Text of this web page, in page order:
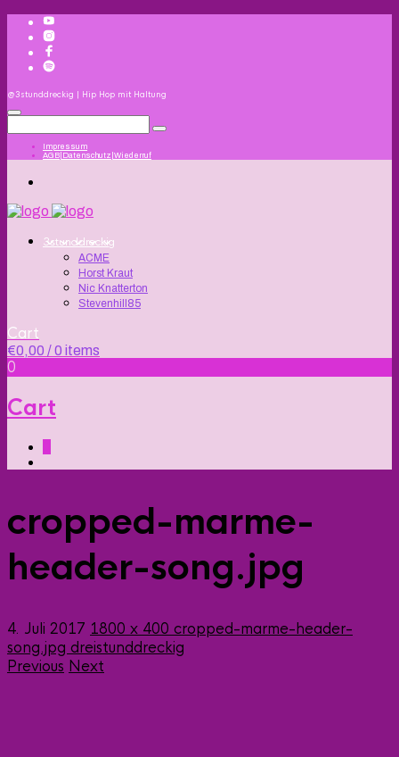
@3stunddreckig | Hip Hop mit Haltung
Impressum
AGB|Datenschutz|Wiederruf
3stunddreckig
ACME
Horst Kraut
Nic Knatterton
Stevenhill85
Cart
€0,00 / 0 items
0
Cart
cropped-marme-
header-song.jpg
4. Juli 2017 1800 x 400 cropped-marme-header-
song.jpg dreistunddreckig
Previous Next